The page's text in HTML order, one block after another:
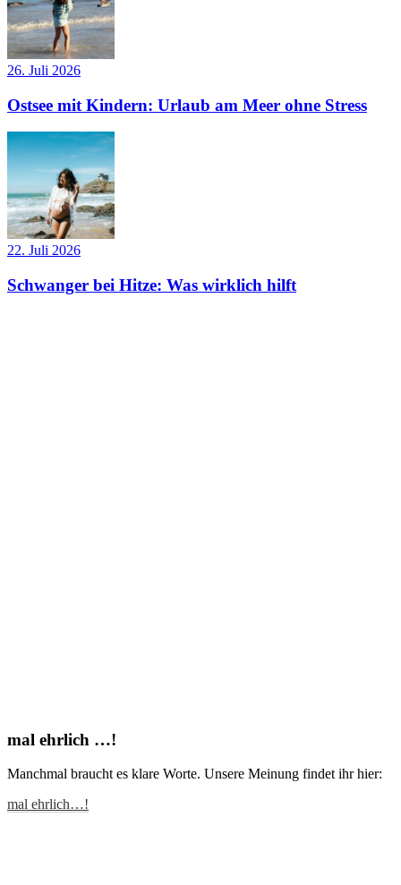
26. Juli 2026
Ostsee mit Kindern: Urlaub am Meer ohne Stress
22. Juli 2026
Schwanger bei Hitze: Was wirklich hilft
mal ehrlich …!
Manchmal braucht es klare Worte. Unsere Meinung findet ihr hier:
mal ehrlich…!